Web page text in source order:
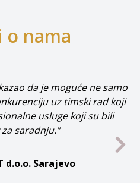
o nama
da je moguće ne samo
uz timski rad koji
usluge koji su bili
saradnju.”
d.o.o. Sarajevo